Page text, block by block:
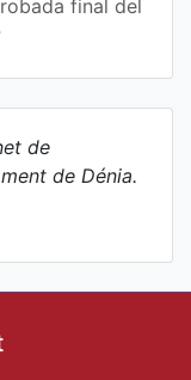
final del
de
de Dénia.